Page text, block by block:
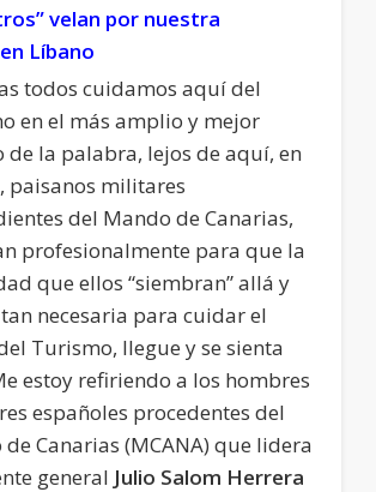
velan por nuestra
Líbano
todos cuidamos aquí del
en el más amplio y mejor
de la palabra, lejos de aquí, en
paisanos militares
del Mando de Canarias,
profesionalmente para que la
que ellos “siembran” allá y
necesaria para cuidar el
Turismo, llegue y se sienta
estoy refiriendo a los hombres
españoles procedentes del
Canarias (MCANA) que lidera
general Julio Salom Herrera